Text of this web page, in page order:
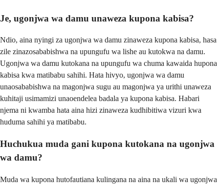
Je, ugonjwa wa damu unaweza kupona kabisa?
Ndio, aina nyingi za ugonjwa wa damu zinaweza kupona kabisa, hasa
zile zinazosababishwa na upungufu wa lishe au kutokwa na damu.
Ugonjwa wa damu kutokana na upungufu wa chuma kawaida hupona
kabisa kwa matibabu sahihi. Hata hivyo, ugonjwa wa damu
unaosababishwa na magonjwa sugu au magonjwa ya urithi unaweza
kuhitaji usimamizi unaoendelea badala ya kupona kabisa. Habari
njema ni kwamba hata aina hizi zinaweza kudhibitiwa vizuri kwa
huduma sahihi ya matibabu.
Huchukua muda gani kupona kutokana na ugonjwa
wa damu?
Muda wa kupona hutofautiana kulingana na aina na ukali wa ugonjwa